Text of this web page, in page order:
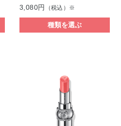
3,080円 （税込）※
種類を選ぶ